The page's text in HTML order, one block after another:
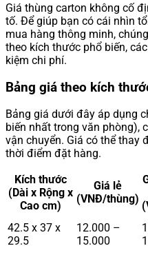
Giá thùng carton không cố
tố. Để giúp bạn có cái nhìn
mua hàng thông minh,
theo kích thước phổ biến,
kiệm chi phí.
Bảng giá theo kích
Bảng giá dưới đây áp dụng
biến nhất trong văn phòng),
vận chuyển. Giá có thể thay
thời điểm đặt hàng.
Kích thước
(Dài x Rộng x
Cao cm)
Giá lẻ
(VNĐ/thùng)
42.5 x 37 x
29.5
12.000 –
15.000